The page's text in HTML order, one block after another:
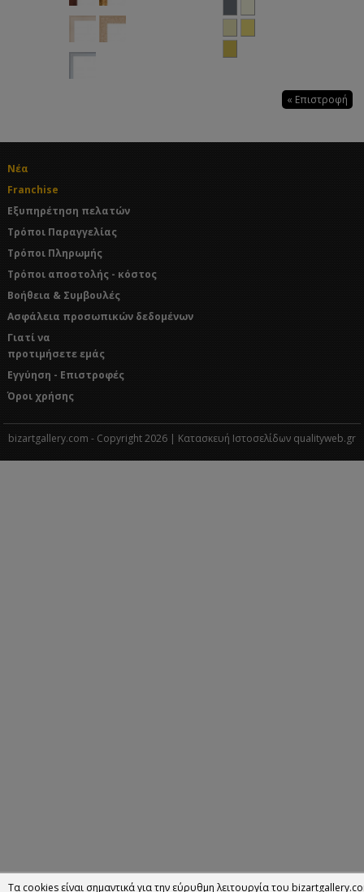
« Επιστροφή
Νέα
Franchise
Εξυπηρέτηση πελατών
Τρόποι Παραγγελίας
Τρόποι Πληρωμής
Τρόποι αποστολής - κόστος
Βοήθεια & Συμβουλές
Ασφάλεια προσωπικών δεδομένων
Γιατί να
προτιμήσετε εμάς
Εγγύηση - Επιστροφές
Όροι χρήσης
bizartgallery.com - Copyright 2026 | Κατασκευή Ιστοσελίδων qualityweb.gr
Τα cookies είναι σημαντικά για την εύρυθμη λειτουργία του